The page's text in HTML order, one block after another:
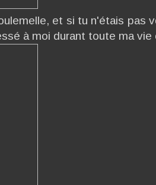
et si tu n'étais pas
à moi durant toute ma vie